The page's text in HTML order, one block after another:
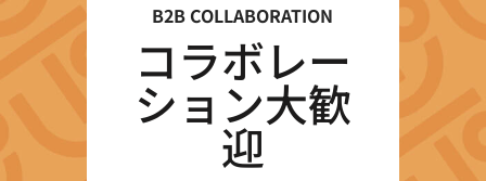
B2B COLLABORATION
コラボレー
ション大歓
迎